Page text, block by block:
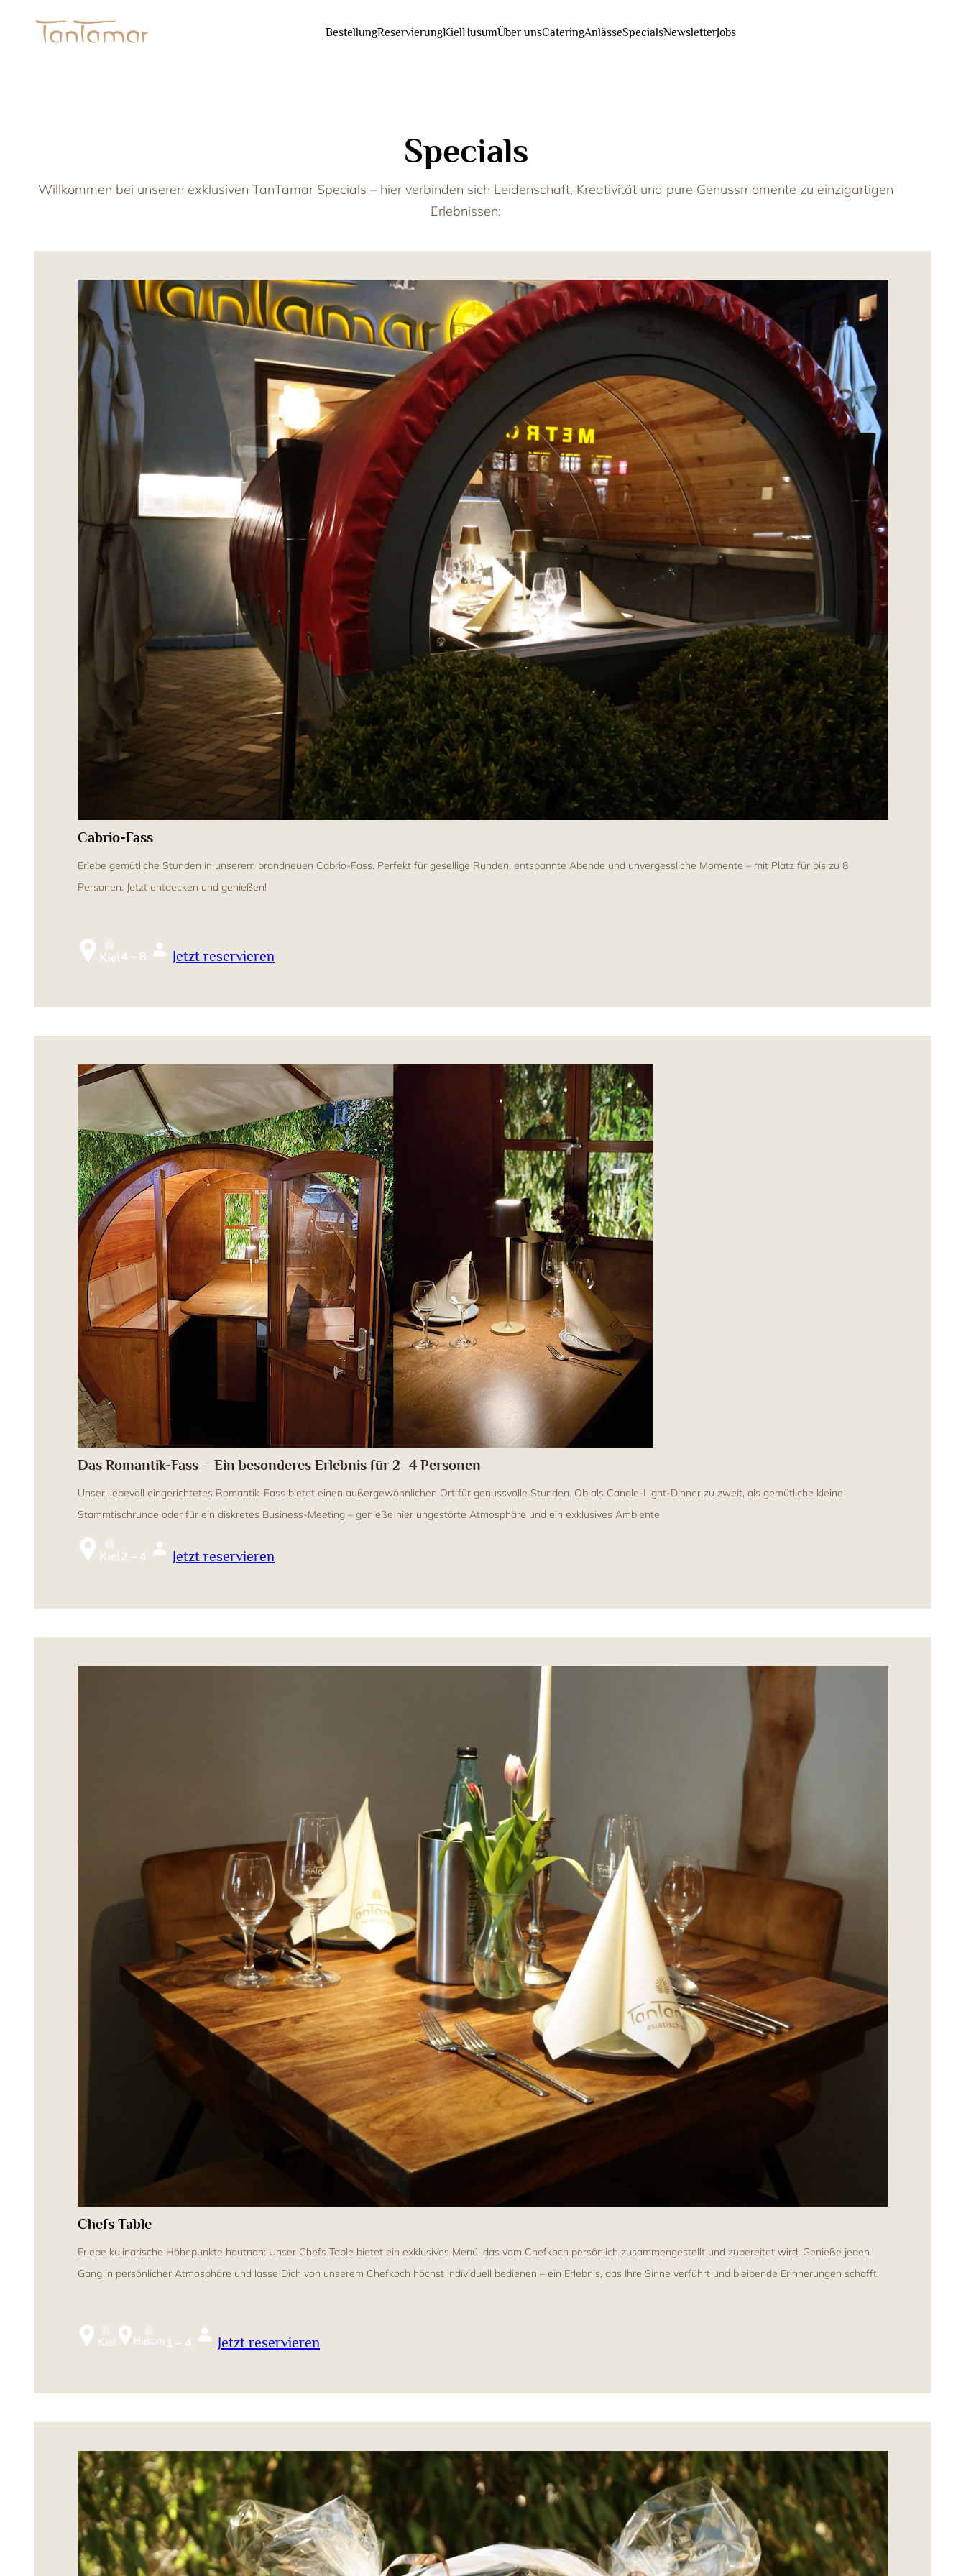
BestellungReservierungKielHusumÜber unsCateringAnlässeSpecialsNewsletterJobs
Specials
Willkommen bei unseren exklusiven TanTamar Specials – hier verbinden sich Leidenschaft, Kreativität und pure Genussmomente zu einzigartigen
Erlebnissen:
Cabrio-Fass
Erlebe gemütliche Stunden in unserem brandneuen Cabrio-Fass. Perfekt für gesellige Runden, entspannte Abende und unvergessliche Momente – mit Platz für bis zu 8
Personen. Jetzt entdecken und genießen!
4 – 8 Jetzt reservieren
Das Romantik-Fass – Ein besonderes Erlebnis für 2–4 Personen
Unser liebevoll eingerichtetes Romantik-Fass bietet einen außergewöhnlichen Ort für genussvolle Stunden. Ob als Candle-Light-Dinner zu zweit, als gemütliche kleine
Stammtischrunde oder für ein diskretes Business-Meeting – genieße hier ungestörte Atmosphäre und ein exklusives Ambiente.
2 – 4 Jetzt reservieren
Chefs Table
Erlebe kulinarische Höhepunkte hautnah: Unser Chefs Table bietet ein exklusives Menü, das vom Chefkoch persönlich zusammengestellt und zubereitet wird. Genieße jeden
Gang in persönlicher Atmosphäre und lasse Dich von unserem Chefkoch höchst individuell bedienen – ein Erlebnis, das Ihre Sinne verführt und bleibende Erinnerungen schafft.
1 – 4 Jetzt reservieren